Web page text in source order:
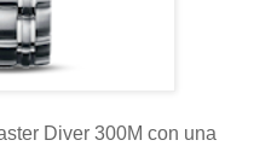
Diver 300M con una